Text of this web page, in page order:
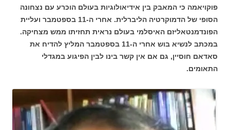
פוקויאמה כי המאבק בין אידיאולוגיות בעולם הוכרע עם נצחונה
הסופי של הדמוקרטיה הליברלית. אחרי ה-11 בספטמבר ועליית
הפונדמנטאליזם האיסלמי בעולם נראית תחזיתו ממש מצחיקה.
במכתב לנשיא בוש אחרי ה-11 בספטמבר המליץ להדיח את
סאדאם חוסיין, גם אם אין קשר בינו לבין הפיגוע במגדלי
התאומים.